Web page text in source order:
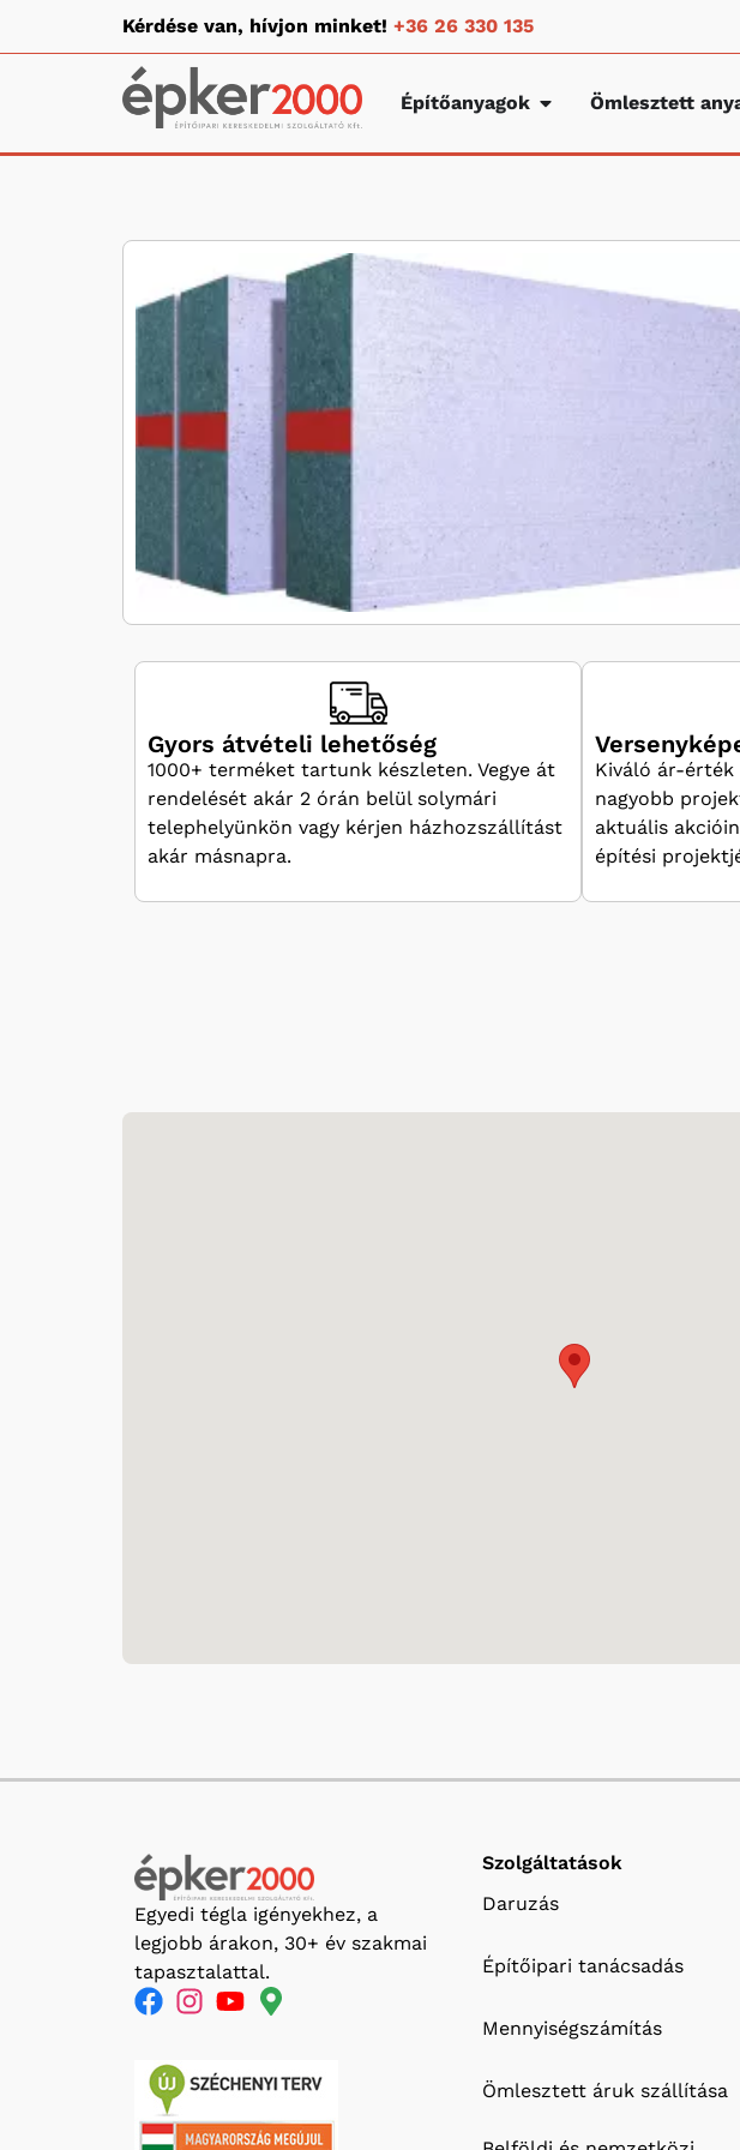
Kérdése van, hívjon minket! +36 26 330 135
Építőanyagok Ömlesztett
Gyors átvételi lehetőség
1000+ terméket tartunk készleten. Vegye át
rendelését akár 2 órán belül solymári
telephelyünkön vagy kérjen házhozszállítást
akár másnapra.
Kiváló ár-érték
nagyobb
aktuális
építési
Egyedi tégla igényekhez, a
legjobb árakon, 30+ év szakmai
tapasztalattal.
Szolgáltatások
Daruzás
Építőipari tanácsadás
Mennyiségszámítás
Ömlesztett áruk szállítása